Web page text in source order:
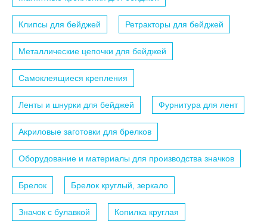
Клипсы для бейджей Ретракторы для бейджей
Металлические цепочки для бейджей
Самоклеящиеся крепления
Ленты и шнурки для бейджей Фурнитура для лент
Акриловые заготовки для брелков
Оборудование и материалы для производства значков
Брелок Брелок круглый, зеркало
Значок с булавкой Копилка круглая